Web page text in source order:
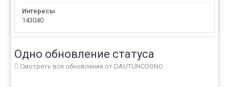
Интересы
143040
Одно обновление статуса
Смотреть все обновления от DAUTUNCOONO